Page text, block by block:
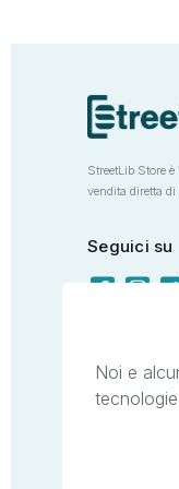
StreetLib Store
vendita diretta
Seguici su
Noi e